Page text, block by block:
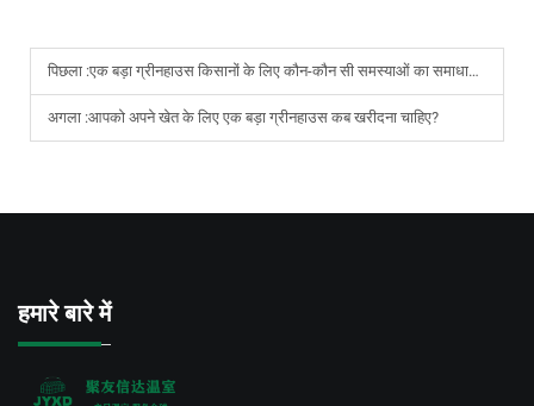
पिछला :एक बड़ा ग्रीनहाउस किसानों के लिए कौन-कौन सी समस्याओं का समाधान करता है?
अगला :आपको अपने खेत के लिए एक बड़ा ग्रीनहाउस कब खरीदना चाहिए?
हमारे बारे में